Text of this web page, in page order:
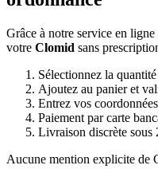
Grâce à notre service en
votre Clomid sans
Sélectionnez la
Ajoutez au panier et
Entrez vos
Paiement par carte
Livraison discrète sous
Aucune mention explicite de